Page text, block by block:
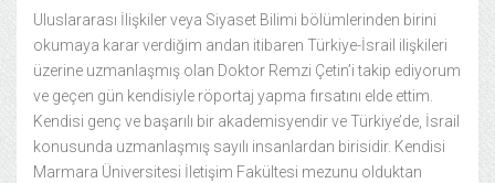
Uluslararası İlişkiler veya Siyaset Bilimi bölümlerinden birini
okumaya karar verdiğim andan itibaren Türkiye-İsrail ilişkileri
üzerine uzmanlaşmış olan Doktor Remzi Çetin’i takip ediyorum
ve geçen gün kendisiyle röportaj yapma fırsatını elde ettim.
Kendisi genç ve başarılı bir akademisyendir ve Türkiye’de, İsrail
konusunda uzmanlaşmış sayılı insanlardan birisidir. Kendisi
Marmara Üniversitesi İletişim Fakültesi mezunu olduktan